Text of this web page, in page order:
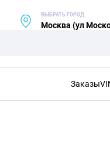
ВЫБРАТЬ ГОРОД
Москва (ул
Заказы